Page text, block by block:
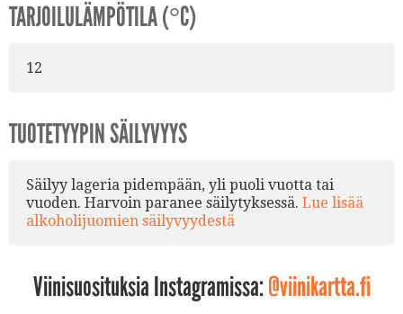
TARJOILULÄMPÖTILA (°C)
12
TUOTETYYPIN SÄILYVYYS
Säilyy lageria pidempään, yli puoli vuotta tai
vuoden. Harvoin paranee säilytyksessä. Lue lisää
alkoholijuomien säilyvyydestä
Viinisuosituksia Instagramissa:@viinikartta.fi